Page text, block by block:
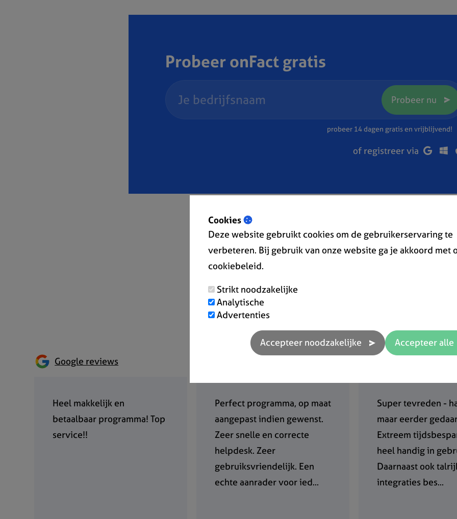
Probeer onFact gratis
Probeer nu
probeer 14 dagen gratis en vrijblijvend!
of registreer via
« Terug naar overzicht
Google reviews
Heel makkelijk en
betaalbaar programma! Top
service!!
Perfect programma, op maat
aangepast indien gewenst.
Zeer snelle en correcte
helpdesk. Zeer
gebruiksvriendelijk. Een
echte aanrader voor ied...
Super tevreden -
maar eerder
Extreem
heel handig in
Daarnaast ook
integraties bes...
Cookies
Deze website gebruikt cookies om de gebruikerservaring te
verbeteren. Bij gebruik van onze website ga je akkoord met
cookiebeleid.
Strikt noodzakelijke
Analytische
Advertenties